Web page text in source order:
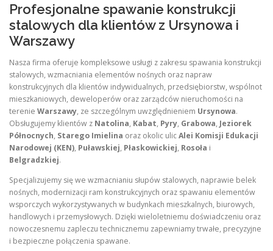
Profesjonalne spawanie konstrukcji
stalowych dla klientów z Ursynowa i
Warszawy
Nasza firma oferuje kompleksowe usługi z zakresu spawania konstrukcji
stalowych, wzmacniania elementów nośnych oraz napraw
konstrukcyjnych dla klientów indywidualnych, przedsiębiorstw, wspólnot
mieszkaniowych, deweloperów oraz zarządców nieruchomości na
terenie Warszawy, ze szczególnym uwzględnieniem Ursynowa.
Obsługujemy klientów z Natolina, Kabat, Pyry, Grabowa, Jeziorek
Północnych, Starego Imielina oraz okolic ulicAlei Komisji Edukacji
Narodowej (KEN), Puławskiej, Płaskowickiej, Rosoła i
Belgradzkiej.
Specjalizujemy się we wzmacnianiu słupów stalowych, naprawie belek
nośnych, modernizacji ram konstrukcyjnych oraz spawaniu elementów
wsporczych wykorzystywanych w budynkach mieszkalnych, biurowych,
handlowych i przemysłowych. Dzięki wieloletniemu doświadczeniu oraz
nowoczesnemu zapleczu technicznemu zapewniamy trwałe, precyzyjne
i bezpieczne połączenia spawane.